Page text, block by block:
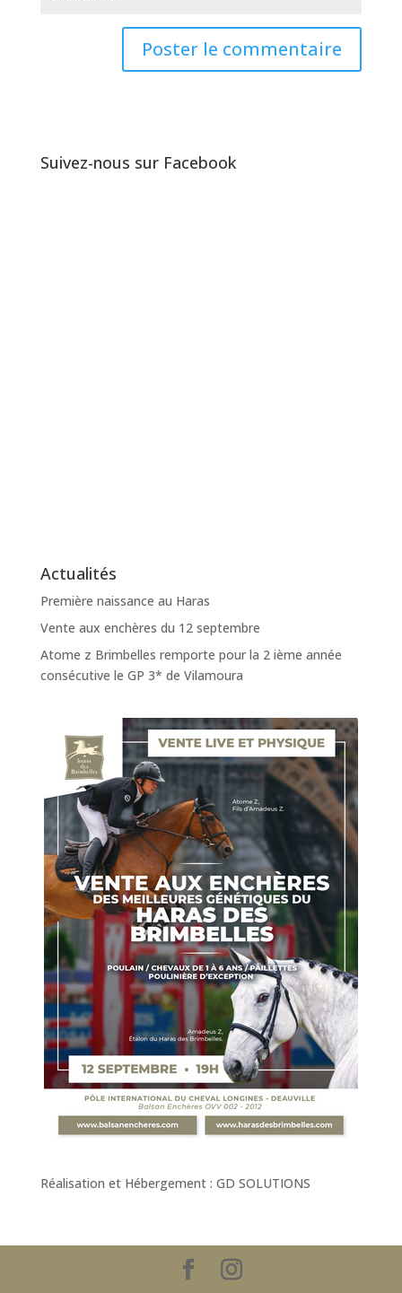
Suivez-nous sur Facebook
Actualités
Première naissance au Haras
Vente aux enchères du 12 septembre
Atome z Brimbelles remporte pour la 2 ième année
consécutive le GP 3* de Vilamoura
Réalisation et Hébergement : GD SOLUTIONS